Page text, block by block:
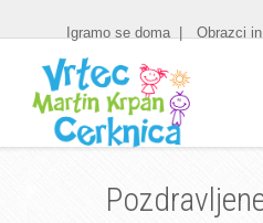
Igramo se doma Obrazci